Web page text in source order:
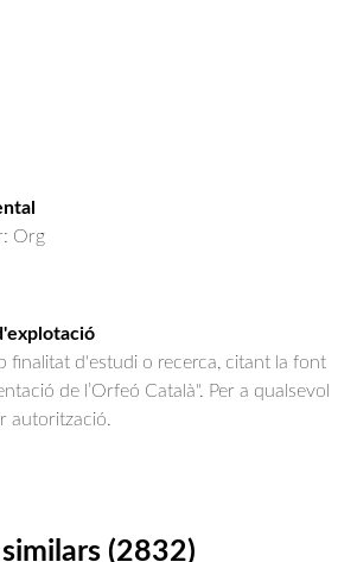
Org
finalitat d'estudi o recerca, citant la font
de l’Orfeó Català". Per a qualsevol
autorització.
(2832)